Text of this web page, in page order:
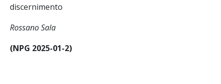
discernimento
Rossano Sala
(NPG 2025-01-2)